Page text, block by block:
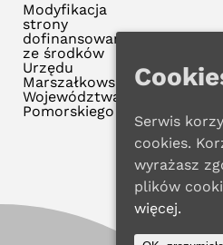
Modyfikacja
strony
dofinansowana
ze środków
Urzędu
Marszałkowskiego
Województwa
Pomorskiego
Serwis
cookies.
wyrażasz
plików
więcej.